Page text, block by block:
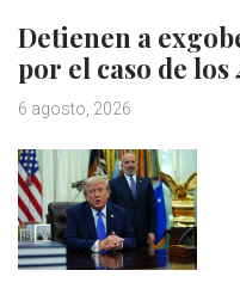
Detienen a
por el caso de
6 agosto, 2026